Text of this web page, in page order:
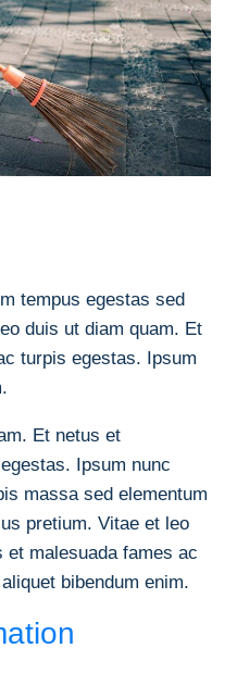
tempus egestas sed
duis ut diam quam. Et
turpis egestas. Ipsum
Et netus et
Ipsum nunc
massa sed elementum
pretium. Vitae et leo
malesuada fames ac
bibendum enim.